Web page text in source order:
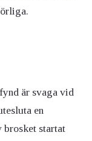
är svaga vid
en
brosket startat